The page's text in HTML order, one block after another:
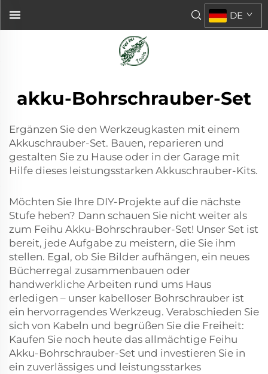
DE
akku-Bohrschrauber-Set
Ergänzen Sie den Werkzeugkasten mit einem
Akkuschrauber-Set. Bauen, reparieren und
gestalten Sie zu Hause oder in der Garage mit
Hilfe dieses leistungsstarken Akkuschrauber-Kits.
Möchten Sie Ihre DIY-Projekte auf die nächste
Stufe heben? Dann schauen Sie nicht weiter als
zum Feihu Akku-Bohrschrauber-Set! Unser Set ist
bereit, jede Aufgabe zu meistern, die Sie ihm
stellen. Egal, ob Sie Bilder aufhängen, ein neues
Bücherregal zusammenbauen oder
handwerkliche Arbeiten rund ums Haus
erledigen – unser kabelloser Bohrschrauber ist
ein hervorragendes Werkzeug. Verabschieden Sie
sich von Kabeln und begrüßen Sie die Freiheit:
Kaufen Sie noch heute das allmächtige Feihu
Akku-Bohrschrauber-Set und investieren Sie in
ein zuverlässiges und leistungsstarkes